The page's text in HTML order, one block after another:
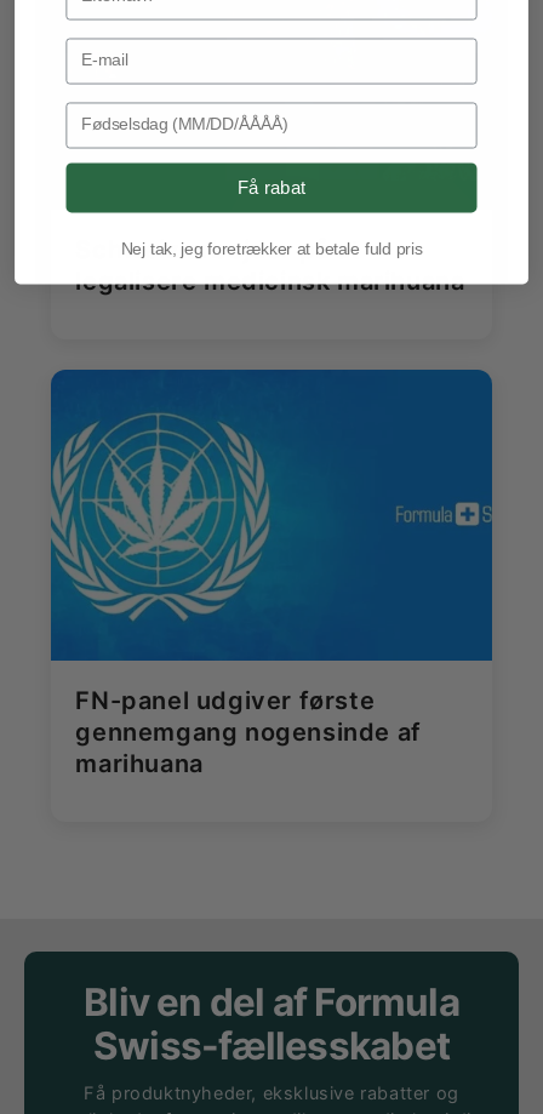
Schweiz arbejder på at
legalisere medicinsk marihuana
FN-panel udgiver første
gennemgang nogensinde af
marihuana
Bliv en del af Formula
Swiss-fællesskabet
Få produktnyheder, eksklusive rabatter og
Email Address
Birthday
Få rabat
Nej tak, jeg foretrækker at betale fuld pris